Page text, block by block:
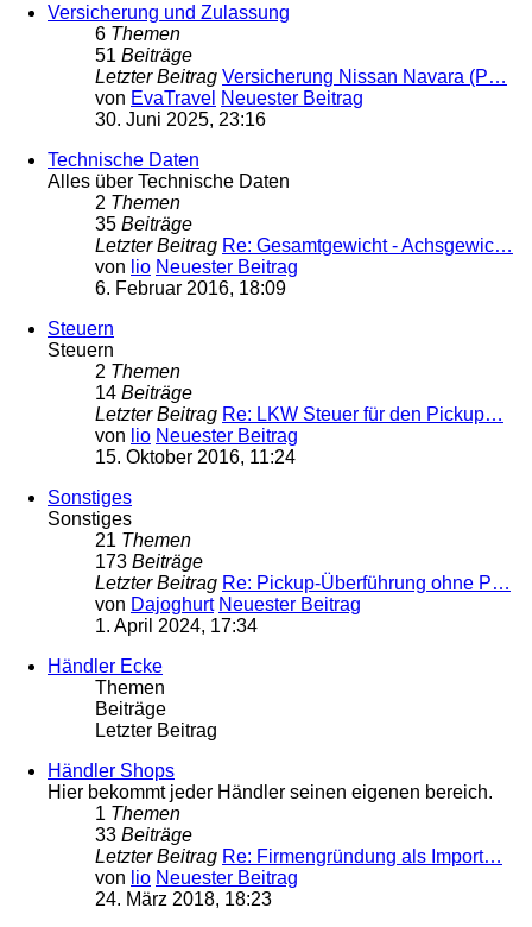
Versicherung und Zulassung
6 Themen
51 Beiträge
Letzter Beitrag Versicherung Nissan Navara (P…
von EvaTravel Neuester Beitrag
30. Juni 2025, 23:16
Technische Daten
Alles über Technische Daten
2 Themen
35 Beiträge
Letzter Beitrag Re: Gesamtgewicht - Achsgewic…
von lio Neuester Beitrag
6. Februar 2016, 18:09
Steuern
Steuern
2 Themen
14 Beiträge
Letzter Beitrag Re: LKW Steuer für den Pickup…
von lio Neuester Beitrag
15. Oktober 2016, 11:24
Sonstiges
Sonstiges
21 Themen
173 Beiträge
Letzter Beitrag Re: Pickup-Überführung ohne P…
von Dajoghurt Neuester Beitrag
1. April 2024, 17:34
Händler Ecke
Themen
Beiträge
Letzter Beitrag
Händler Shops
Hier bekommt jeder Händler seinen eigenen bereich.
1 Themen
33 Beiträge
Letzter Beitrag Re: Firmengründung als Import…
von lio Neuester Beitrag
24. März 2018, 18:23